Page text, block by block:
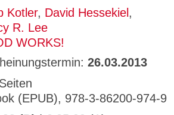
Kotler, David Hessekiel ,
R. Lee
WORKS!
26.03.2013
(EPUB), 978-3-86200-974-9
den Zustimmungsstatus des
für Cookies auf der aktuellen